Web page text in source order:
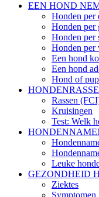
EEN HOND
Honden per
Honden per
Honden per
Honden per
Een hond
Een hond
Hond of
Rassen
Kruisingen
Test: Welk
Leuke
GEZONDHEID
Ziektes
Symptomen